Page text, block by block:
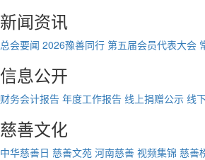
新闻资讯
总会要闻 2026豫善同行 第五届会员代表大会
信息公开
财务会计报告 年度工作报告 线上捐赠公示 线
慈善文化
中华慈善日 慈善文苑 河南慈善 视频集锦 慈善